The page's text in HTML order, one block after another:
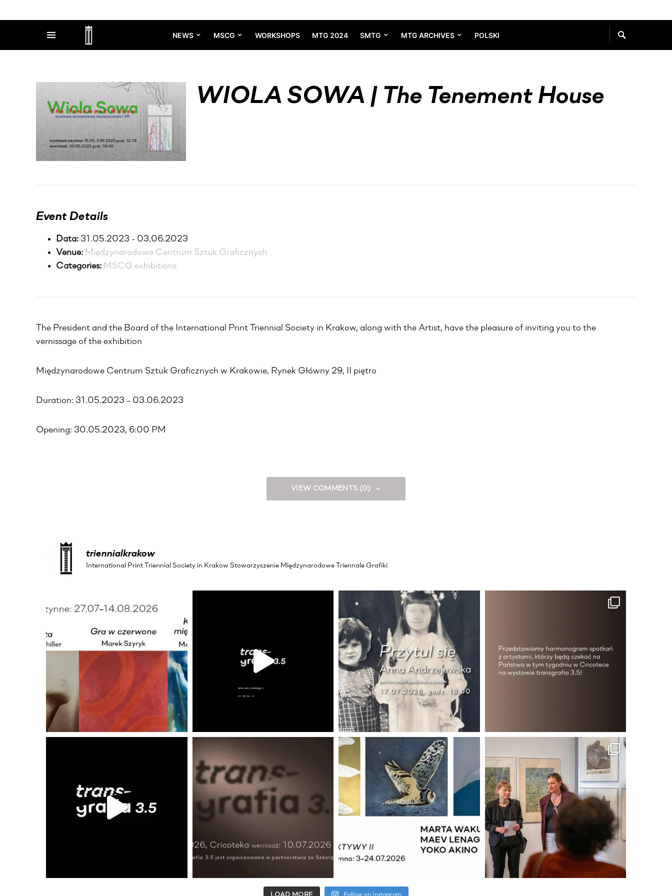
NEWS MSCG WORKSHOPS MTG 2024 SMTG MTG ARCHIVES POLSKI
WIOLA SOWA | The Tenement House
Event Details
Data: 31.05.2023 - 03.06.2023
Venue: Międzynarodowe Centrum Sztuk Graficznych
Categories: MSCG exhibitions
The President and the Board of the International Print Triennial Society in Krakow, along with the Artist, have the pleasure of inviting you to the
vernissage of the exhibition
Międzynarodowe Centrum Sztuk Graficznych w Krakowie, Rynek Główny 29, II piętro
Duration: 31.05.2023 – 03.06.2023
Opening: 30.05.2023, 6:00 PM
VIEW COMMENTS (0)
triennialkrakow
International Print Triennial Society in Krakow Stowarzyszenie Międzynarodowe Triennale Grafiki